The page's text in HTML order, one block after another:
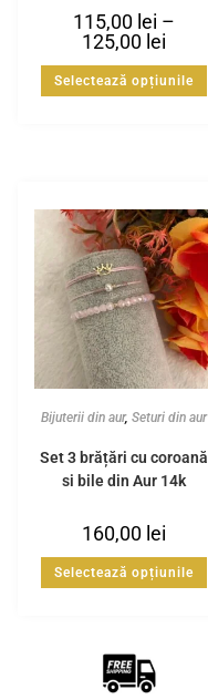
115,00 lei –
125,00 lei
Selectează opțiunile
Bijuterii din aur, Seturi din aur
Set 3 brățări cu coroană
și bile din Aur 14k
160,00 lei
Selectează opțiunile